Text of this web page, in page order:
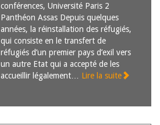
conférences, Université Paris 2
Panthéon Assas Depuis quelques
années, la réinstallation des réfugiés,
qui consiste en le transfert de
réfugiés d’un premier pays d’exil vers
un autre Etat qui a accepté de les
accueillir légalement… Lire la suite